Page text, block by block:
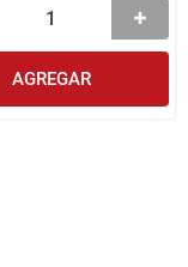
AGREGAR